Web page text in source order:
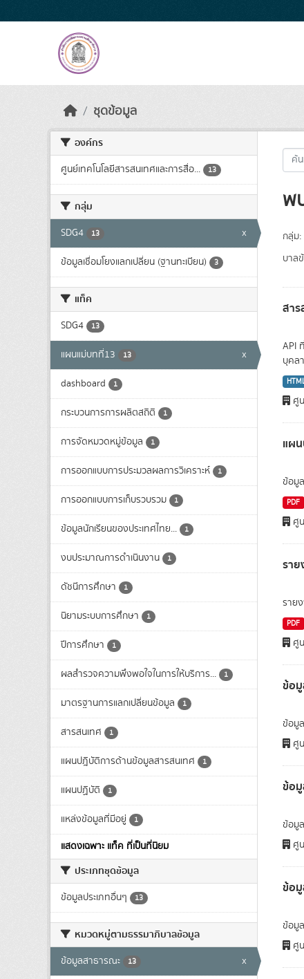
ชุดข้อมูล
องค์กร
ศูนย์เทคโนโลยีสารสนเทศและการสื่อ... 13
กลุ่ม
SDG4 13 x
ข้อมูลเชื่อมโยงแลกเปลี่ยน (ฐานทะเบียน) 3
แท็ค
SDG4 13
แผนแม่บทที่13 13 x
dashboard 1
กระบวนการการผลิตสถิติ 1
การจัดหมวดหมู่ข้อมูล 1
การออกแบบการประมวลผลการวิเคราะห์ 1
การออกแบบการเก็บรวบรวม 1
ข้อมูลนักเรียนของประเทศไทย... 1
งบประมาณการดำเนินงาน 1
ดัชนีการศึกษา 1
นิยามระบบการศึกษา 1
ปีการศึกษา 1
ผลสำรวจความพึงพอใจในการให้บริการ... 1
มาตรฐานการแลกเปลี่ยนข้อมูล 1
สารสนเทศ 1
แผนปฎิบัติการด้านข้อมูลสารสนเทศ 1
แผนปฏิบัติ 1
แหล่งข้อมูลที่มีอยู่ 1
แสดงเฉพาะ แท็ค ที่เป็นที่นิยม
ประเภทชุดข้อมูล
ข้อมูลประเภทอื่นๆ 13
หมวดหมู่ตามธรรมาภิบาลข้อมูล
ข้อมูลสาธารณะ 13 x
พ
กลุ่ม:
บาล
สา
API
บุคล
ศูน
แผ
ข้อมู
PDF
ศูน
รา
ราย
PDF
ศูน
ข้อ
ข้อมู
ศูน
ข้อ
ข้อมู
ศูน
ข้อ
ข้อมู
ศูน